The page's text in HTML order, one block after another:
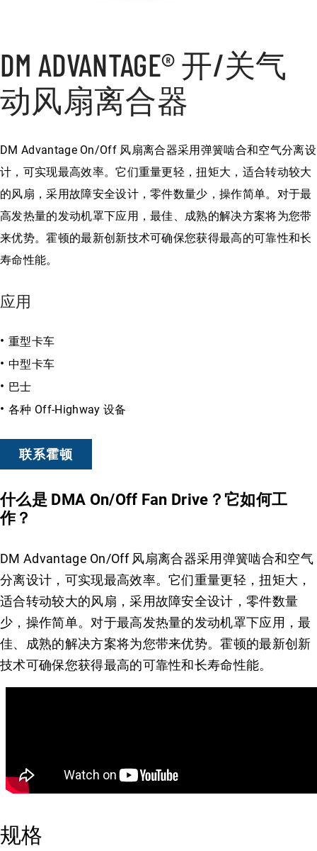
DM ADVANTAGE® 开/关气
动风扇离合器
DM Advantage On/Off 风扇离合器采用弹簧啮合和空气分离设
计，可实现最高效率。它们重量更轻，扭矩大，适合转动较大
的风扇，采用故障安全设计，零件数量少，操作简单。对于最
高发热量的发动机罩下应用，最佳、成熟的解决方案将为您带
来优势。霍顿的最新创新技术可确保您获得最高的可靠性和长
寿命性能。
应用
重型卡车
中型卡车
巴士
各种 Off-Highway 设备
联系霍顿
什么是 DMA On/Off Fan Drive？它如何工
作？
DM Advantage On/Off 风扇离合器采用弹簧啮合和空气
分离设计，可实现最高效率。它们重量更轻，扭矩大，
适合转动较大的风扇，采用故障安全设计，零件数量
少，操作简单。对于最高发热量的发动机罩下应用，最
佳、成熟的解决方案将为您带来优势。霍顿的最新创新
技术可确保您获得最高的可靠性和长寿命性能。
规格